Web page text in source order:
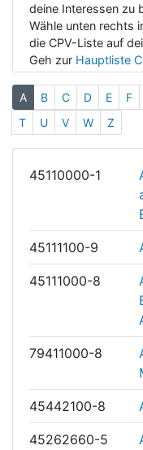
deine Interessen zu
Wähle unten rechts
die CPV-Liste auf
Geh zur Hauptliste
A B C D E F
T
U V W Z
45110000-1
45111100-9
45111000-8
79411000-8
45442100-8
45262660-5